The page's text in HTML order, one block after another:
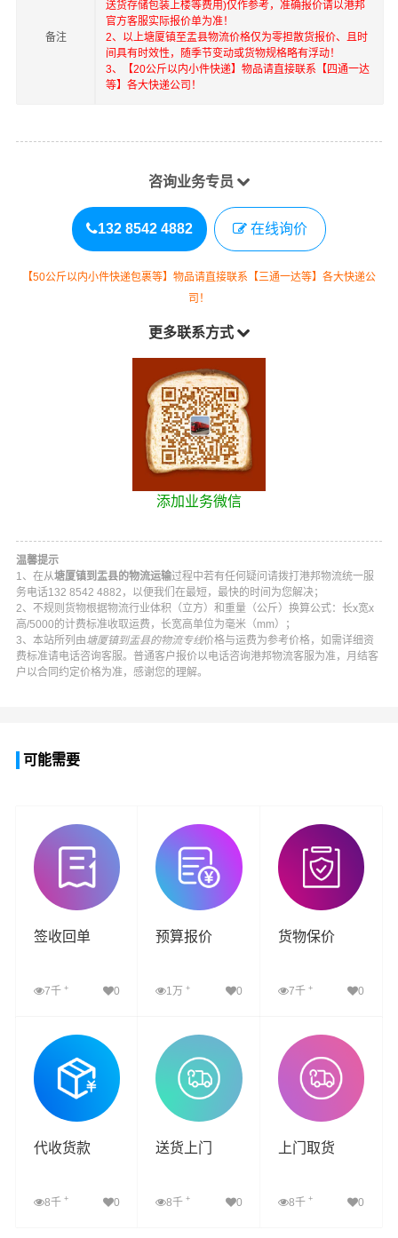
备注
送货存储包装上楼等费用)仅作参考，准确报价请以港邦
官方客服实际报价单为准！
2、以上塘厦镇至盂县物流价格仅为零担散货报价、且时
间具有时效性，随季节变动或货物规格略有浮动！
3、【20公斤以内小件快递】物品请直接联系【四通一达
等】各大快递公司！
咨询业务专员
132 8542 4882 在线询价
【50公斤以内小件快递包裹等】物品请直接联系【三通一达等】各大快递公
司！
更多联系方式
添加业务微信
温馨提示
1、在从塘厦镇到盂县的物流运输过程中若有任何疑问请拨打 港邦物流统一服
务电话132 8542 4882 ，以便我们在最短，最快的时间为您解决；
2、不规则货物根据物流行业体积（立方）和重量（公斤）换算公式：长x宽x
高/5000的计费标准收取运费，长宽高单位为毫米（mm）；
3、本站所列由塘厦镇到盂县的物流专线价格与运费为参考价格，如需详细资
费标准请电话咨询客服。普通客户报价以电话咨询港邦物流客服为准，月结客
户以合同约定价格为准，感谢您的理解。
可能需要
签收回单
7千 + 0
查看详细
预算报价
1万+ 0
查看详细
货物保价
7千 + 0
查看详细
代收货款
8千 + 0
送货上门
8千+ 0
上门取货
8千 + 0